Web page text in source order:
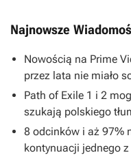
Najnowsze
Nowością na Prime
przez lata nie miało
Path of Exile 1 i 2
szukają polskiego
8 odcinków i aż 97%
kontynuacji jednego